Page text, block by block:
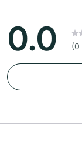
0.0 (0